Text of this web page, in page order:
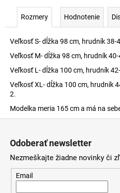
Rozmery Hodnotenie
Veľkosť S- dĺžka 98 cm, hrudník 38-
Veľkosť M- dĺžka 98 cm, hrudník
Veľkosť L- dĺžka 100 cm, hrudník
Veľkosť XL- dĺžka 100 cm, hrudník
2.
Modelka meria 165 cm a má na
Odoberať newsletter
Nezmeškajte žiadne novinky či
Email